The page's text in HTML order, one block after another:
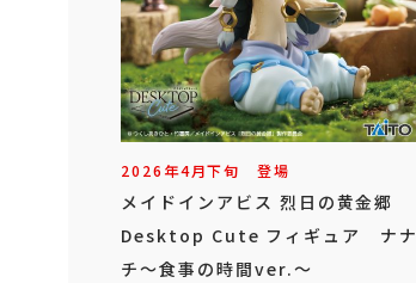
2026年4月下旬 登場
メイドインアビス 烈日の黄金郷
Desktop Cute フィギュア ナナ
チ～食事の時間ver.～